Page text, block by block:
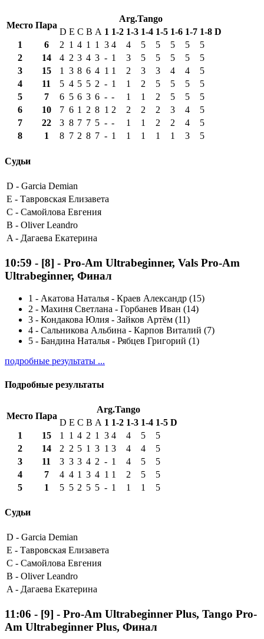
Место Пара
Arg.Tango
D E C B A 1 1-2 1-3 1-4 1-5 1-6 1-7 1-8 D
1
6 2 1 4 1 1 3 4 4 5 5 5 5
5
2
14 4 2 3 4 3 - 1 3 5 5 5 5
5
3
15 1 3 8 6 4 1 1 2 3 3 4 4
5
4
11 5 4 5 5 2 - 1 1 2 5 5 5
5
5
7 6 5 6 3 6 - - 1 1 2 5 5
5
6
10 7 6 1 2 8 1 2 2 2 2 3 4
5
7
22 3 8 7 7 5 - - 1 1 2 2 4
5
8
1 8 7 2 8 7 - 1 1 1 1 1 3 5
Судьи
D - Garcia Demian
E - Тавровская Елизавета
C - Самойлова Евгения
B - Oliver Leandro
A - Дагаева Екатерина
10:59 - [8] - Pro-Am Ultrabeginner, Vals Pro-Am
Ultrabeginner, Финал
1 - Акатова Наталья - Краев Александр (15)
2 - Махиня Светлана - Горбанев Иван (14)
3 - Кондакова Юлия - Зайков Артём (11)
4 - Сальникова Альбина - Карпов Виталий (7)
5 - Бандина Наталья - Рябцев Григорий (1)
подробные результаты ...
Подробные результаты
Место Пара
Arg.Tango
D E C B A 1 1-2 1-3 1-4 1-5 D
1
15 1 1 4 2 1 3 4 4 5
5
2
14 2 2 5 1 3 1 3 4 4
5
3
11 3 3 3 4 2 - 1 4 5
5
4
7 4 4 1 3 4 1 1 2 5
5
5
1 5 5 2 5 5 - 1 1 1 5
Судьи
D - Garcia Demian
E - Тавровская Елизавета
C - Самойлова Евгения
B - Oliver Leandro
A - Дагаева Екатерина
11:06 - [9] - Pro-Am Ultrabeginner Plus, Tango Pro-
Am Ultrabeginner Plus, Финал